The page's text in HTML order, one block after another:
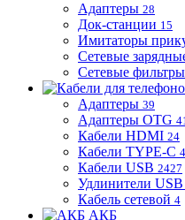
Адаптеры 28
Док-станции 15
Имитаторы
Сетевые
Сетевые фильтры
Адаптеры 39
Адаптеры OTG
Кабели HDMI 24
Кабели TYPE-C
Кабели USB 2427
Удлинители USB
Кабель сетевой 4
АКБ